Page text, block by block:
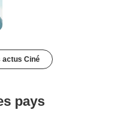
actus Ciné
pays